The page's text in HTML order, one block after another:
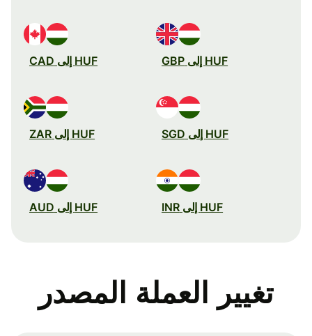
HUF إلى GBP HUF إلى CAD
HUF إلى SGD HUF إلى ZAR
HUF إلى INR HUF إلى AUD
تغيير العملة المصدر